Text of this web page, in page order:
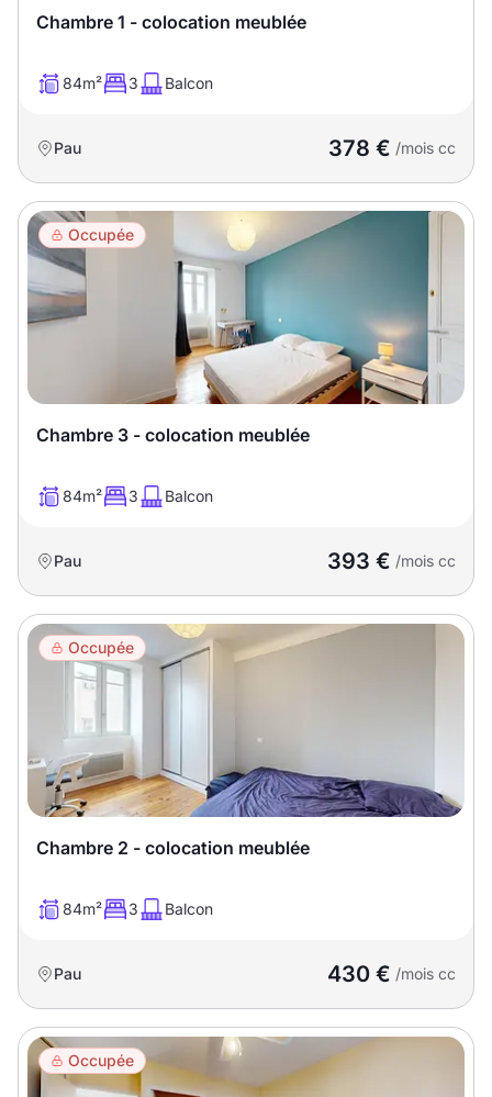
Chambre 1 - colocation meublée
84m² 3 Balcon
Pau 378 € /mois cc
Occupée
Chambre 3 - colocation meublée
84m² 3 Balcon
Pau 393 € /mois cc
Occupée
Chambre 2 - colocation meublée
84m² 3 Balcon
Pau 430 € /mois cc
Occupée